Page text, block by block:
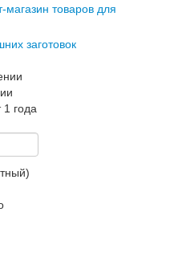
магазин товаров для
заготовок
1 года